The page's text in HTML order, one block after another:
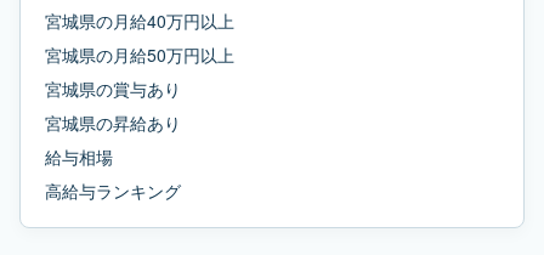
宮城県の月給40万円以上
宮城県の月給50万円以上
宮城県の賞与あり
宮城県の昇給あり
給与相場
高給与ランキング